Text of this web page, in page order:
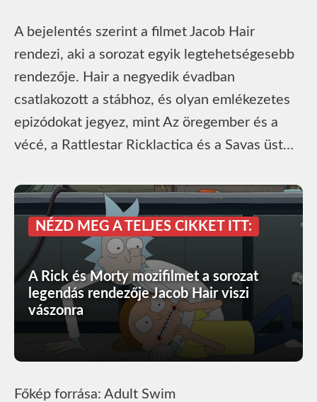
A bejelentés szerint a filmet Jacob Hair
rendezi, aki a sorozat egyik legtehetségesebb
rendezője. Hair a negyedik évadban
csatlakozott a stábhoz, és olyan emlékezetes
epizódokat jegyez, mint Az öregember és a
vécé, a Rattlestar Ricklactica és a Savas üst…
NÉZD MEG A TELJES CIKKET ITT:
A Rick és Morty mozifilmet a sorozat
legendás rendezője Jacob Hair viszi
vászonra
Főkép forrása: Adult Swim